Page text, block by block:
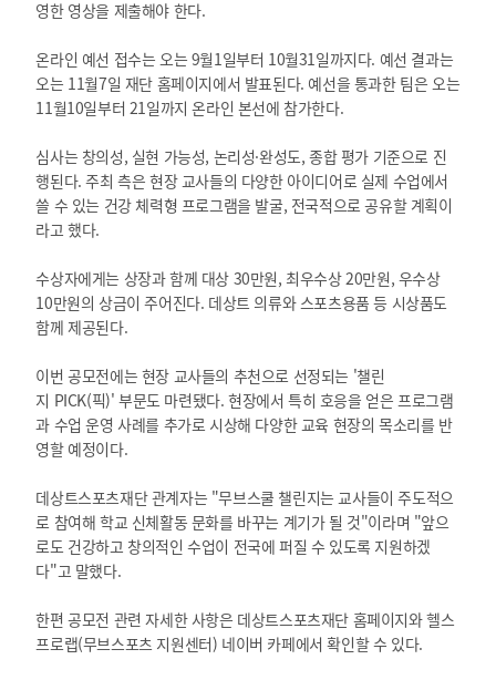
영한 영상을 제출해야 한다.
온라인 예선 접수는 오는 9월1일부터 10월31일까지다. 예선 결과는
오는 11월7일 재단 홈페이지에서 발표된다. 예선을 통과한 팀은 오는
11월10일부터 21일까지 온라인 본선에 참가한다.
심사는 창의성, 실현 가능성, 논리성·완성도, 종합 평가 기준으로 진
행된다. 주최 측은 현장 교사들의 다양한 아이디어로 실제 수업에서
쓸 수 있는 건강 체력형 프로그램을 발굴, 전국적으로 공유할 계획이
라고 했다.
수상자에게는 상장과 함께 대상 30만원, 최우수상 20만원, 우수상
10만원의 상금이 주어진다. 데상트 의류와 스포츠용품 등 시상품도
함께 제공된다.
이번 공모전에는 현장 교사들의 추천으로 선정되는 '챌린
지 PICK(픽)' 부문도 마련됐다. 현장에서 특히 호응을 얻은 프로그램
과 수업 운영 사례를 추가로 시상해 다양한 교육 현장의 목소리를 반
영할 예정이다.
데상트스포츠재단 관계자는 "무브스쿨 챌린지는 교사들이 주도적으
로 참여해 학교 신체활동 문화를 바꾸는 계기가 될 것"이라며 "앞으
로도 건강하고 창의적인 수업이 전국에 퍼질 수 있도록 지원하겠
다"고 말했다.
한편 공모전 관련 자세한 사항은 데상트스포츠재단 홈페이지와 헬스
프로랩(무브스포츠 지원센터) 네이버 카페에서 확인할 수 있다.